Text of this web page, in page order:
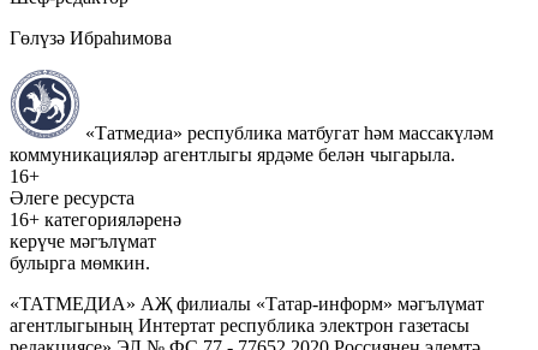
Гөлүзә Ибраһимова
«Татмедиа» республика матбугат һәм массакүләм
коммуникацияләр агентлыгы ярдәме белән чыгарыла.
16+
Әлеге ресурста
16+ категорияләренә
керүче мәгълүмат
булырга мөмкин.
«ТАТМЕДИА» АҖ филиалы «Татар-информ» мәгълүмат
агентлыгының Интертат республика электрон газетасы